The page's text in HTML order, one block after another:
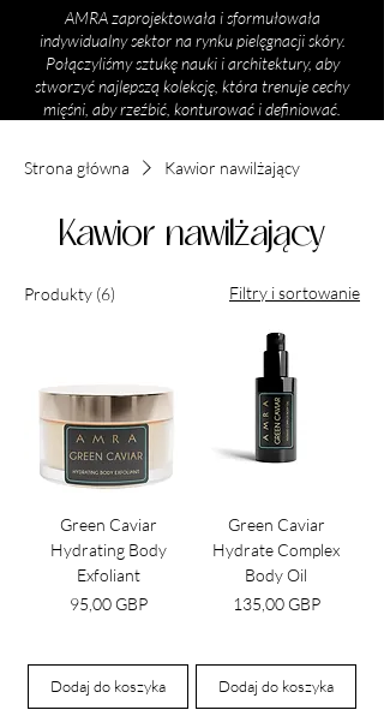
AMRA zaprojektowała i sformułowała
indywidualny sektor na rynku pielęgnacji skóry.
Połączyliśmy sztukę nauki i architektury, aby
stworzyć najlepszą kolekcję, która trenuje cechy
mięśni, aby rzeźbić, konturować i definiować.
Strona główna Kawior nawilżający
Kawior nawilżający
Produkty (6) Filtry i sortowanie
Green Caviar
Hydrating Body
Exfoliant
Cena
95,00 GBP
Dodaj do koszyka
Green Caviar
Hydrate Complex
Body Oil
Cena
135,00 GBP
Dodaj do koszyka